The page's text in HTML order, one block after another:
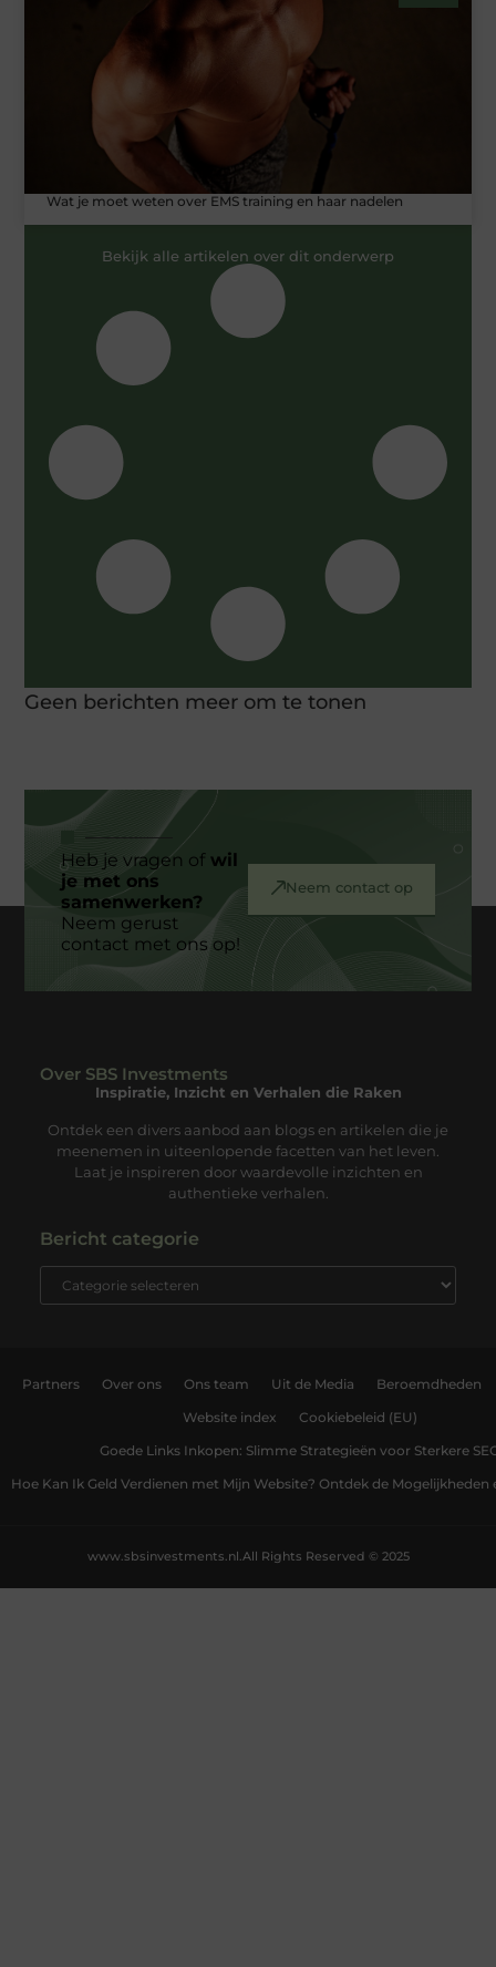
Wat je moet weten over EMS training en haar nadelen
Bekijk alle artikelen over dit onderwerp
Geen berichten meer om te tonen
Heb je vragen ofwil
je met ons
samenwerken?
Neem gerust
contact met ons op!
Neem contact op
Over SBS Investments
Inspiratie, Inzicht en Verhalen die Raken
Ontdek een divers aanbod aan blogs en artikelen die je
meenemen in uiteenlopende facetten van het leven.
Laat je inspireren door waardevolle inzichten en
authentieke verhalen.
Bericht categorie
Partners Over ons Ons team Uit de Media Beroemdheden
Website index Cookiebeleid (EU)
Goede Links Inkopen: Slimme Strategieën voor Sterkere
Hoe Kan Ik Geld Verdienen met Mijn Website? Ontdek de Mogelijkheden
All Rights Reserved © 2025
www.sbsinvestments.nl.